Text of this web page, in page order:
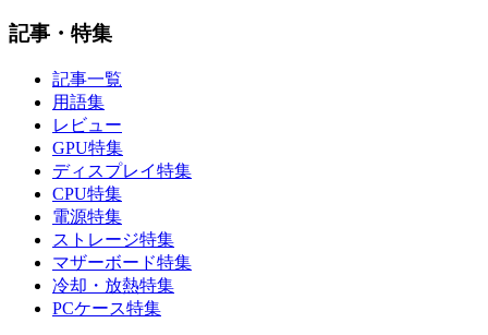
記事・特集
記事一覧
用語集
レビュー
GPU特集
ディスプレイ特集
CPU特集
電源特集
ストレージ特集
マザーボード特集
冷却・放熱特集
PCケース特集